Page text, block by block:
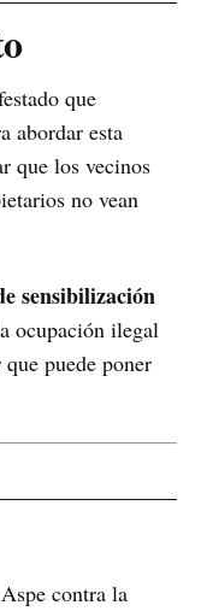
que
abordar esta
que los vecinos
no vean
sensibilización
ocupación ilegal
puede poner
contra la